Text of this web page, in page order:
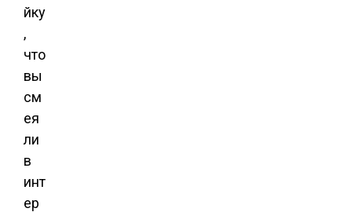
йку
,
что
вы
см
ея
ли
в
инт
ер